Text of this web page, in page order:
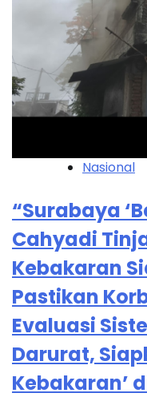
Nasional
“Surabaya
Cahyadi
Kebakaran
Pastikan
Evaluasi
Darurat,
Kebakaran’